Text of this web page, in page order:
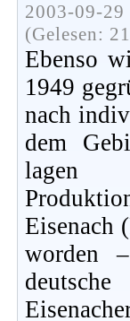
2003-09-
(Gelesen:
Ebenso
1949
nach
dem
lagen
Eisenach
worden